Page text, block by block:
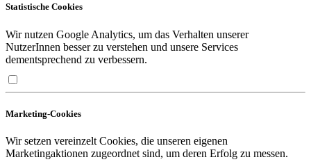
Statistische Cookies
Wir nutzen Google Analytics, um das Verhalten unserer
NutzerInnen besser zu verstehen und unsere Services
dementsprechend zu verbessern.
Marketing-Cookies
Wir setzen vereinzelt Cookies, die unseren eigenen
Marketingaktionen zugeordnet sind, um deren Erfolg zu messen.